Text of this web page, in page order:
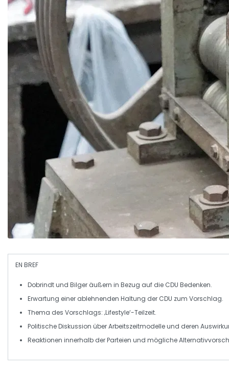
EN BREF
Dobrindtund Bilger äußern in Bezug auf die CDU Bedenken.
Erwartung einer ablehnenden Haltung der CDU zum Vorschlag.
Thema des Vorschlags: ‚Lifestyle‘-Teilzeit.
Politische Diskussion überArbeitszeitmodelleund deren
Reaktionen innerhalb derParteien und mögliche